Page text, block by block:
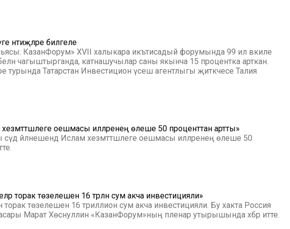
нәтиҗәләре билгеле
КазанФорум» XVII халыкара икътисадый форумында 99 ил вәкиле
чагыштырганда, катнашучылар саны якынча 15 процентка арткан.
турында Татарстан Инвестицион үсеш агентлыгы җитәкчесе Талия
оешмасы илләренең өлеше 50 проценттан артты»
әйләнешендә Ислам хезмәттәшлеге оешмасы илләренең өлеше 50
торак төзелешенә 16 трлн сум акча инвестицияли»
торак төзелешенә 16 триллион сум акча инвестицияли. Бу хакта Россия
Марат Хөснуллин «КазанФорум»ның пленар утырышында хәбәр итте.